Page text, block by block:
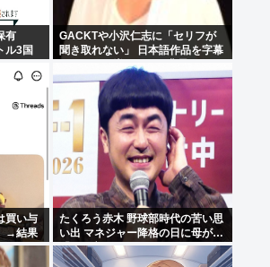
有
ル3国
GACKTや小沢仁志に「セリフが
聞き取れない」 日本語作品を字幕
で見る人が増えている背景
買い与
→結果
たくろう赤木 野球部時代の苦い思
い出 マネジャー降格の日に母が…
「何も言えなくて」